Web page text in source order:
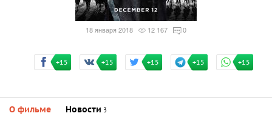
18 января 2018 12 167 0
+15 +15 +15 +15 +15
О фильме Новости 3